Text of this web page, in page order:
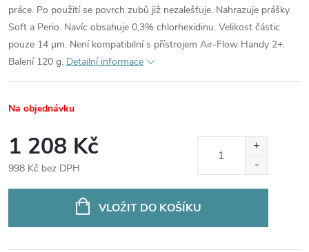
práce. Po použití se povrch zubů již nezalešťuje. Nahrazuje prášky
Soft a Perio. Navíc obsahuje 0,3% chlorhexidinu. Velikost částic
pouze 14 µm. Není kompatibilní s přístrojem Air-Flow Handy 2+.
Balení 120 g. Detailní informace
Na objednávku
1 208 Kč
998 Kč bez DPH
VLOŽIT DO KOŠÍKU